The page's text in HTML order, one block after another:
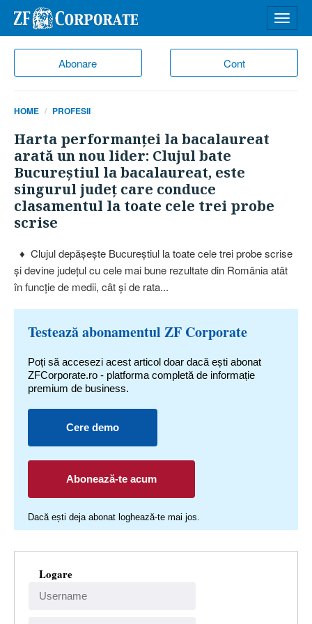
Abonare Cont
meniu
HOME PROFESII
Harta performanţei la bacalaureat
arată un nou lider: Clujul bate
Bucureştiul la bacalaureat, este
singurul judeţ care conduce
clasamentul la toate cele trei probe
scrise
♦ Clujul depăşeşte Bucureştiul la toate cele trei probe scrise
şi devine judeţul cu cele mai bune rezultate din România atât
în funcţie de medii, cât şi de rata...
Testează abonamentul ZF Corporate
Poți să accesezi acest articol doar dacă ești abonat
ZFCorporate.ro - platforma completă de informație
premium de business.
Cere demo
Abonează-te acum
Dacă ești deja abonat loghează-te mai jos.
Logare